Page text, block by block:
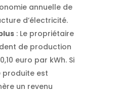
annuelle de
d’électricité.
: Le propriétaire
de production
euro par kWh. Si
produite est
un revenu